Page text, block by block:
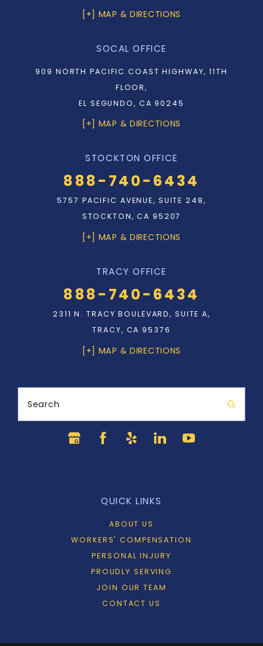
[+] MAP & DIRECTIONS
SOCAL OFFICE
909 NORTH PACIFIC COAST HIGHWAY, 11TH
FLOOR,
EL SEGUNDO, CA 90245
[+] MAP & DIRECTIONS
STOCKTON OFFICE
888-740-6434
5757 PACIFIC AVENUE, SUITE 248,
STOCKTON, CA 95207
[+] MAP & DIRECTIONS
TRACY OFFICE
888-740-6434
2311 N. TRACY BOULEVARD, SUITE A,
TRACY, CA 95376
[+] MAP & DIRECTIONS
Search
QUICK LINKS
ABOUT US
WORKERS' COMPENSATION
PERSONAL INJURY
PROUDLY SERVING
JOIN OUR TEAM
CONTACT US